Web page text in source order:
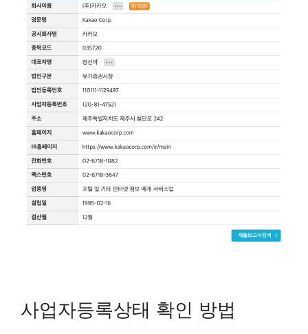
사업자등록상태 확인 방법